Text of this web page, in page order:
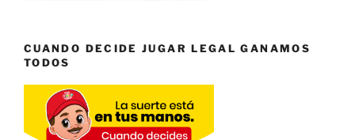
CUANDO DECIDE JUGAR LEGAL GANAMOS
TODOS